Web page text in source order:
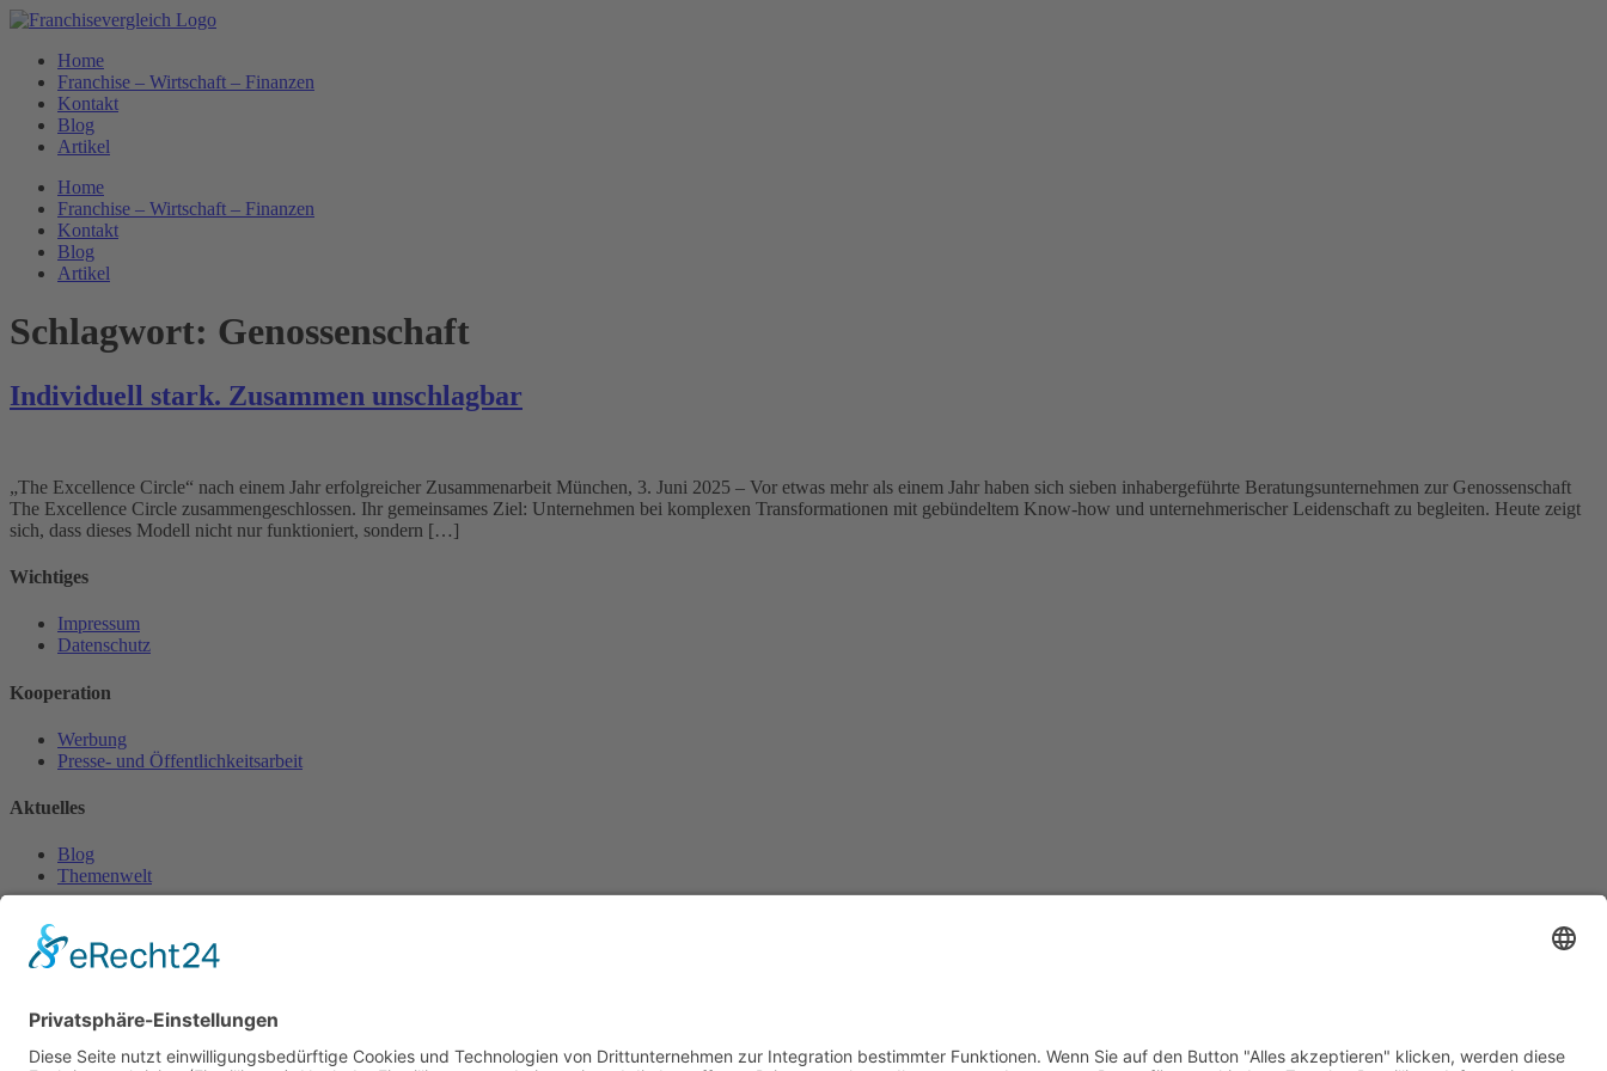
Zum
springenHome
Franchise – Wirtschaft – Finanzen
Kontakt
Blog
Artikel
Home
Franchise – Wirtschaft – Finanzen
Kontakt
Blog
Artikel
Schlagwort: Genossenschaft
Individuell stark. Zusammen unschlagbar
„The Excellence Circle“ nach einem Jahr erfolgreicher Zusammenarbeit München, 3. Juni 2025 – Vor etwas mehr als einem Jahr haben sich sieben inhabergeführte Beratungsunternehmen zur Genossenschaft
The Excellence Circle zusammengeschlossen. Ihr gemeinsames Ziel: Unternehmen bei komplexen Transformationen mit gebündeltem Know-how und unternehmerischer Leidenschaft zu begleiten. Heute zeigt
sich, dass dieses Modell nicht nur funktioniert, sondern […]
Wichtiges
Impressum
Datenschutz
Kooperation
Werbung
Presse- und Öffentlichkeitsarbeit
Aktuelles
Blog
Themenwelt
Zertifikat
Geprüfter Franchisegeber
© 2023 Franchisevergleich.eu